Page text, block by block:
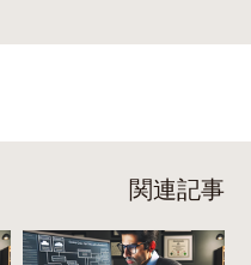
関連記事